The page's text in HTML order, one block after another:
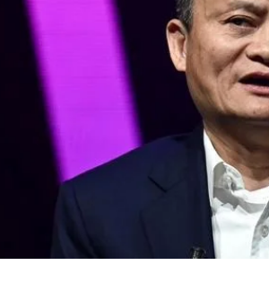
n
g
G
u
s